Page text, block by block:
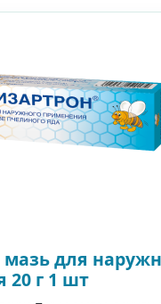
для
20 г 1 шт